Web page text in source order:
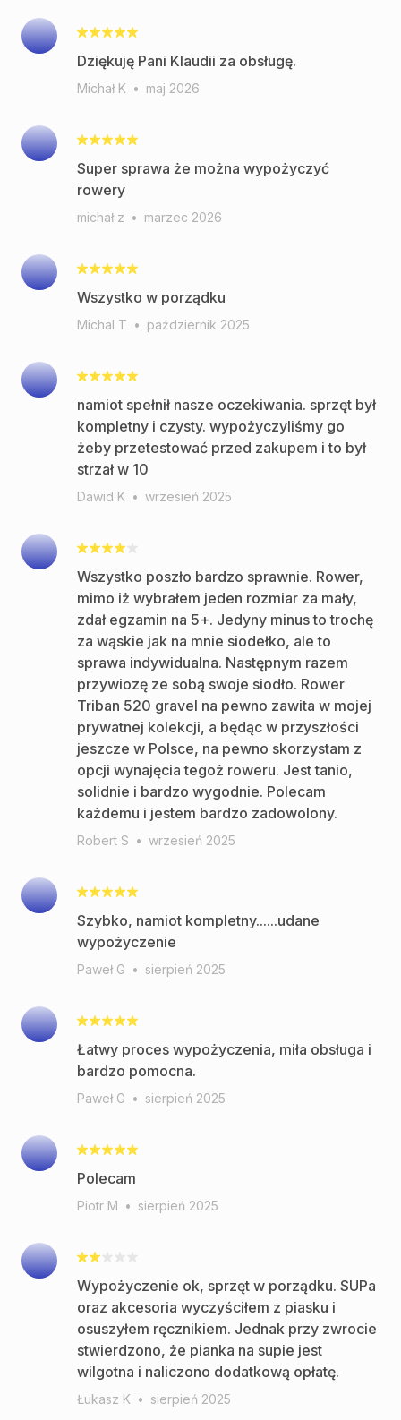
Dziękuję Pani Klaudii za obsługę.
Michał K • maj 2026
Super sprawa że można wypożyczyć
rowery
michał z • marzec 2026
Wszystko w porządku
Michal T • październik 2025
namiot spełnił nasze oczekiwania. sprzęt był
kompletny i czysty. wypożyczyliśmy go
żeby przetestować przed zakupem i to był
strzał w 10
Dawid K • wrzesień 2025
Wszystko poszło bardzo sprawnie. Rower,
mimo iż wybrałem jeden rozmiar za mały,
zdał egzamin na 5+. Jedyny minus to trochę
za wąskie jak na mnie siodełko, ale to
sprawa indywidualna. Następnym razem
przywiozę ze sobą swoje siodło. Rower
Triban 520 gravel na pewno zawita w mojej
prywatnej kolekcji, a będąc w przyszłości
jeszcze w Polsce, na pewno skorzystam z
opcji wynajęcia tegoż roweru. Jest tanio,
solidnie i bardzo wygodnie. Polecam
każdemu i jestem bardzo zadowolony.
Robert S • wrzesień 2025
Szybko, namiot kompletny......udane
wypożyczenie
Paweł G • sierpień 2025
Łatwy proces wypożyczenia, miła obsługa i
bardzo pomocna.
Paweł G • sierpień 2025
Polecam
Piotr M • sierpień 2025
Wypożyczenie ok, sprzęt w porządku. SUPa
oraz akcesoria wyczyściłem z piasku i
osuszyłem ręcznikiem. Jednak przy zwrocie
stwierdzono, że pianka na supie jest
wilgotna i naliczono dodatkową opłatę.
Łukasz K • sierpień 2025